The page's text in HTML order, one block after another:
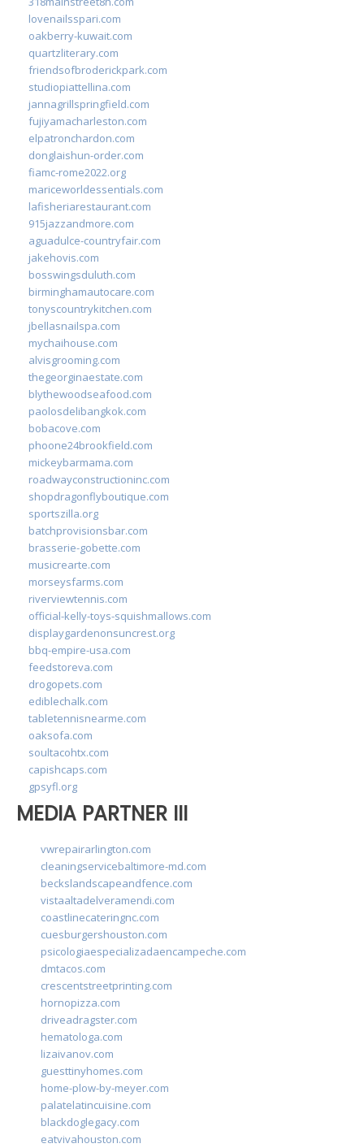
lovenailsspari.com
oakberry-kuwait.com
quartzliterary.com
friendsofbroderickpark.com
studiopiattellina.com
jannagrillspringfield.com
fujiyamacharleston.com
elpatronchardon.com
donglaishun-order.com
fiamc-rome2022.org
mariceworldessentials.com
lafisheriarestaurant.com
915jazzandmore.com
aguadulce-countryfair.com
jakehovis.com
bosswingsduluth.com
birminghamautocare.com
tonyscountrykitchen.com
jbellasnailspa.com
mychaihouse.com
alvisgrooming.com
thegeorginaestate.com
blythewoodseafood.com
paolosdelibangkok.com
bobacove.com
phoone24brookfield.com
mickeybarmama.com
roadwayconstructioninc.com
shopdragonflyboutique.com
sportszilla.org
batchprovisionsbar.com
brasserie-gobette.com
musicrearte.com
morseysfarms.com
riverviewtennis.com
official-kelly-toys-squishmallows.com
displaygardenonsuncrest.org
bbq-empire-usa.com
feedstoreva.com
drogopets.com
ediblechalk.com
tabletennisnearme.com
oaksofa.com
soultacohtx.com
capishcaps.com
gpsyfl.org
MEDIA PARTNER III
vwrepairarlington.com
cleaningservicebaltimore-md.com
beckslandscapeandfence.com
vistaaltadelveramendi.com
coastlinecateringnc.com
cuesburgershouston.com
psicologiaespecializadaencampeche.com
dmtacos.com
crescentstreetprinting.com
hornopizza.com
driveadragster.com
hematologa.com
lizaivanov.com
guesttinyhomes.com
home-plow-by-meyer.com
palatelatincuisine.com
blackdoglegacy.com
eatvivahouston.com